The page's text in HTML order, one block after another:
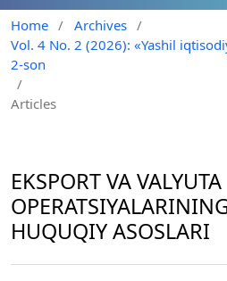
Home / Archives /
Vol. 4 No. 2 (2026): «Yashil
2-son
/
Articles
EKSPORT VA VALYUTA
HUQUQIY ASOSLARI